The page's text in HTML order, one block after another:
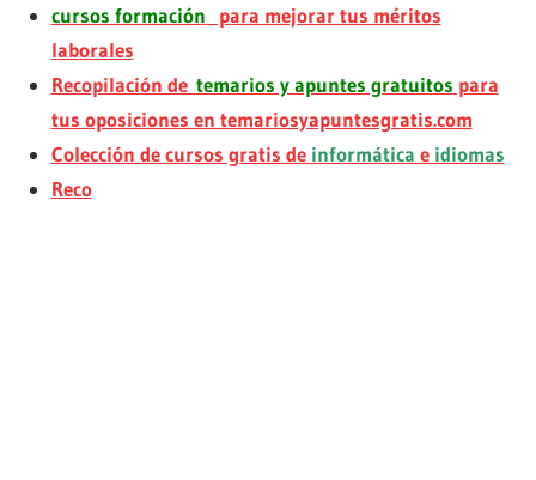
cursos formación para mejorar tus méritos
laborales
Recopilación de temarios y apuntes gratuitos para
tus oposiciones en temariosyapuntesgratis.com
Colección de cursos gratis de informática e idiomas
Reco